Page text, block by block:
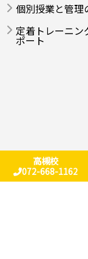
個別授業と管理
定着トレーニン
ポート
高槻校
072-668-1162